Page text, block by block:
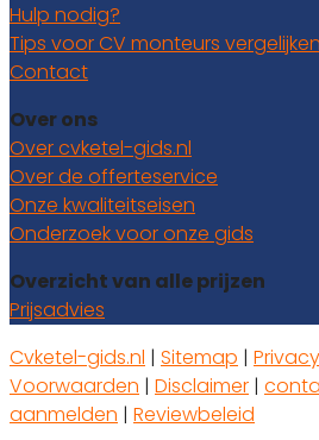
Hulp nodig?
Tips voor CV monteurs vergelijken
Contact
Over ons
Over cvketel-gids.nl
Over de offerteservice
Onze kwaliteitseisen
Onderzoek voor onze gids
Overzicht van alle prijzen
Prijsadvies
Cvketel-gids.nl | Sitemap |
Voorwaarden | Disclaimer |
aanmelden | Reviewbeleid